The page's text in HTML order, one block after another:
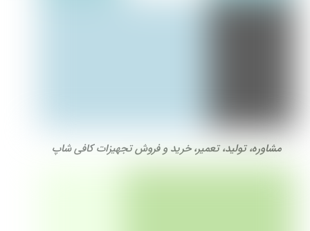
مشاوره، تولید، تعمیر، خرید و فروش تجهیزات کافی شاپ